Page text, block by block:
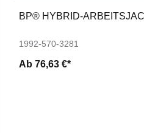
BP® HYBRID-
1992-570-3281
Ab 76,63 €*